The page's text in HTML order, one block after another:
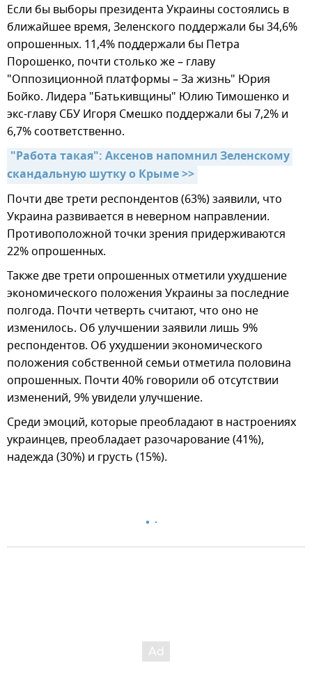
Если бы выборы президента Украины состоялись в
ближайшее время, Зеленского поддержали бы 34,6%
опрошенных. 11,4% поддержали бы Петра
Порошенко, почти столько же – главу
"Оппозиционной платформы – За жизнь" Юрия
Бойко. Лидера "Батькивщины" Юлию Тимошенко и
экс-главу СБУ Игоря Смешко поддержали бы 7,2% и
6,7% соответственно.
"Работа такая": Аксенов напомнил Зеленскому
скандальную шутку о Крыме >>
Почти две трети респондентов (63%) заявили, что
Украина развивается в неверном направлении.
Противоположной точки зрения придерживаются
22% опрошенных.
Также две трети опрошенных отметили ухудшение
экономического положения Украины за последние
полгода. Почти четверть считают, что оно не
изменилось. Об улучшении заявили лишь 9%
респондентов. Об ухудшении экономического
положения собственной семьи отметила половина
опрошенных. Почти 40% говорили об отсутствии
изменений, 9% увидели улучшение.
Среди эмоций, которые преобладают в настроениях
украинцев, преобладает разочарование (41%),
надежда (30%) и грусть (15%).